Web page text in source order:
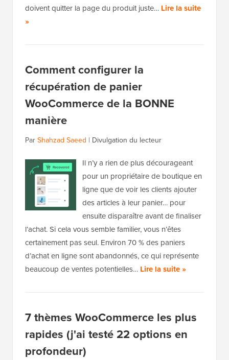
doivent quitter la page du produit juste… Lire la suite
»
Comment configurer la
récupération de panier
WooCommerce de la BONNE
manière
ParShahzad Saeed | Divulgation du lecteur
Il n’y a rien de plus décourageant
pour un propriétaire de boutique en
ligne que de voir les clients ajouter
des articles à leur panier… pour
ensuite disparaître avant de finaliser
l’achat. Si cela vous semble familier, vous n’êtes
certainement pas seul. Environ 70 % des paniers
d’achat en ligne sont abandonnés, ce qui représente
beaucoup de ventes potentielles… Lire la suite »
7 thèmes WooCommerce les plus
rapides (j'ai testé 22 options en
profondeur)